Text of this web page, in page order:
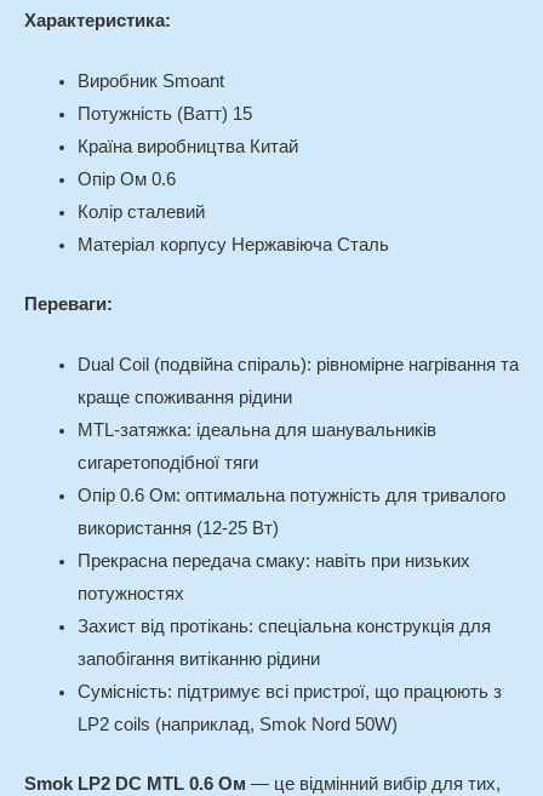
Характеристика:
Виробник Smoant
Потужність (Ватт) 15
Країна виробництва Китай
Опір Ом 0.6
Колір сталевий
Матеріал корпусу Нержавіюча Сталь
Переваги:
Dual Coil (подвійна спіраль): рівномірне нагрівання та
краще споживання рідини
MTL-затяжка: ідеальна для шанувальників
сигаретоподібної тяги
Опір 0.6 Ом: оптимальна потужність для тривалого
використання (12-25 Вт)
Прекрасна передача смаку: навіть при низьких
потужностях
Захист від протікань: спеціальна конструкція для
запобігання витіканню рідини
Сумісність: підтримує всі пристрої, що працюють з
LP2 coils (наприклад, Smok Nord 50W)
Smok LP2 DC MTL 0.6 Ом — це відмінний вибір для тих,